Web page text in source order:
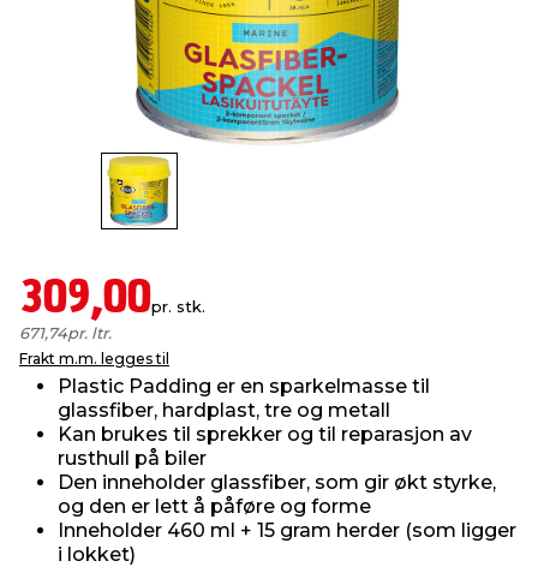
& ugress
og sylting
309,00pr. stk.
671,74pr. ltr.
Frakt m.m. legges til
Plastic Padding er en sparkelmasse til
glassfiber, hardplast, tre og metall
Kan brukes til sprekker og til reparasjon av
rusthull på biler
Den inneholder glassfiber, som gir økt styrke,
og den er lett å påføre og forme
Inneholder 460 ml + 15 gram herder (som ligger
i lokket)